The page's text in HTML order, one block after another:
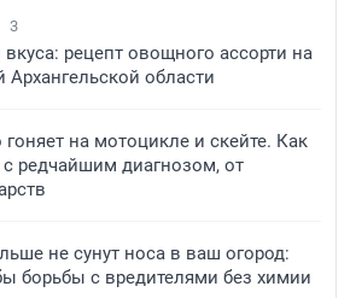
3
рецепт овощного ассорти на
области
гоняет на мотоцикле и скейте. Как
редчайшим диагнозом, от
не сунут носа в ваш огород:
борьбы с вредителями без химии